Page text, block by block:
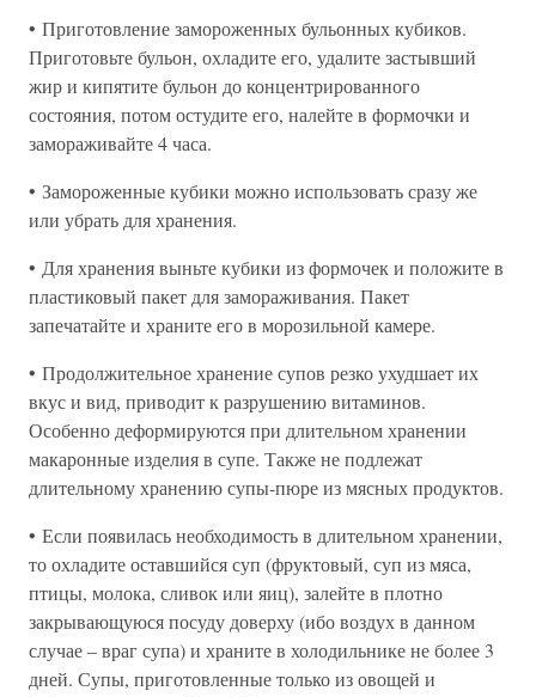
• Приготовление замороженных бульонных кубиков.
Приготовьте бульон, охладите его, удалите застывший
жир и кипятите бульон до концентрированного
состояния, потом остудите его, налейте в формочки и
замораживайте 4 часа.
• Замороженные кубики можно использовать сразу же
или убрать для хранения.
• Для хранения выньте кубики из формочек и положите в
пластиковый пакет для замораживания. Пакет
запечатайте и храните его в морозильной камере.
• Продолжительное хранение супов резко ухудшает их
вкус и вид, приводит к разрушению витаминов.
Особенно деформируются при длительном хранении
макаронные изделия в супе. Также не подлежат
длительному хранению супы-пюре из мясных продуктов.
• Если появилась необходимость в длительном хранении,
то охладите оставшийся суп (фруктовый, суп из мяса,
птицы, молока, сливок или яиц), залейте в плотно
закрывающуюся посуду доверху (ибо воздух в данном
случае – враг супа) и храните в холодильнике не более 3
дней. Супы, приготовленные только из овощей и